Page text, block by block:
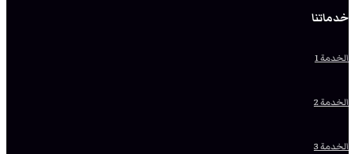
خدماتنا
الخدمة 1
الخدمة 2
الخدمة 3